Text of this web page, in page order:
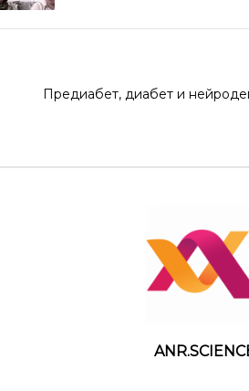
Предиабет, диабет и